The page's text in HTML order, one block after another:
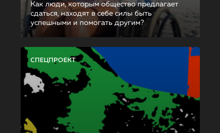
Как люди, которым общество предлагает
сдаться, находят в себе силы быть
успешными и помогать другим?
СПЕЦПРОЕКТ